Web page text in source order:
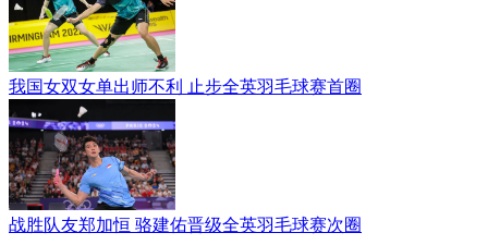
我国女双女单出师不利 止步全英羽毛球赛首圈
战胜队友郑加恒 骆建佑晋级全英羽毛球赛次圈